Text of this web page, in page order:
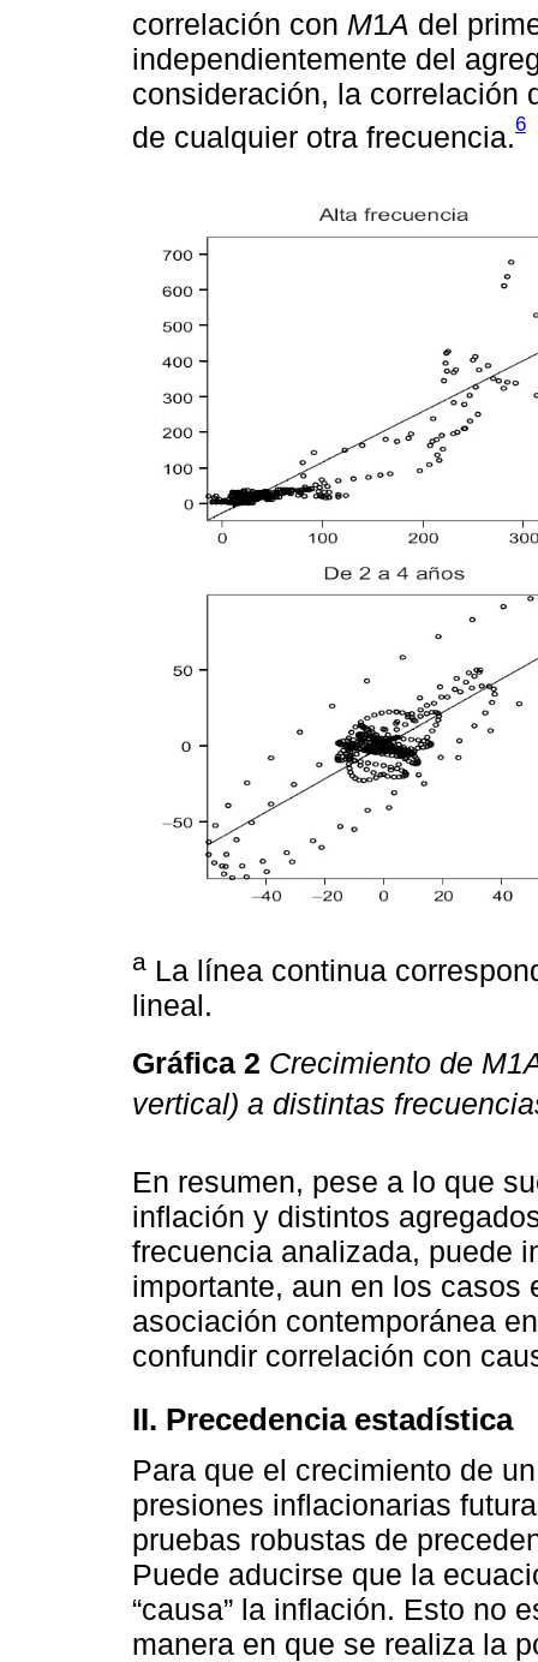
correlación con M1A del
independientemente del
consideración, la correlación
de cualquier otra frecuencia.6
a La línea continua
lineal.
Gráfica 2 Crecimiento de
vertical) a distintas
En resumen, pese a lo que
inflación y distintos
frecuencia analizada, puede
importante, aun en los casos
asociación contemporánea
confundir correlación con
II. Precedencia estadística
Para que el crecimiento de
presiones inflacionarias
pruebas robustas de
Puede aducirse que la
“causa” la inflación. Esto no
manera en que se realiza la